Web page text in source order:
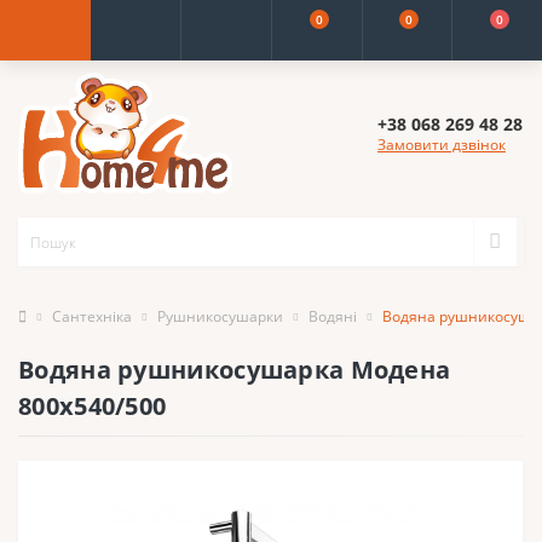
0 0 0
+38 068 269 48 28
Замовити дзвінок
Сантехніка Рушникосушарки Водяні Водяна
Водяна рушникосушарка Модена
800x540/500